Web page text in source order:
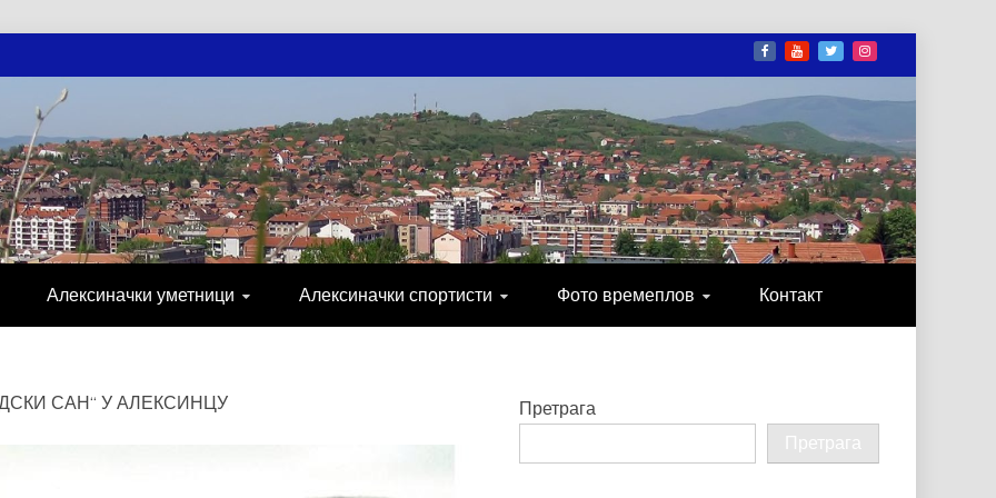
НОВОСТИ
СПОРТ, ПОСЛОВНИ ИМЕНИК, ХРОНИКА, ЗАБАВА…
Алексиначки уметници Алексиначки спортисти Фото времеплов Контакт
САН“ У АЛЕКСИНЦУ
Претрага
Претрага